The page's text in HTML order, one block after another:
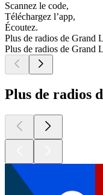
Scannez le code,
Téléchargez l’app,
Écoutez.
Plus de radios de Grand
Plus de radios de Grand
Plus de radios